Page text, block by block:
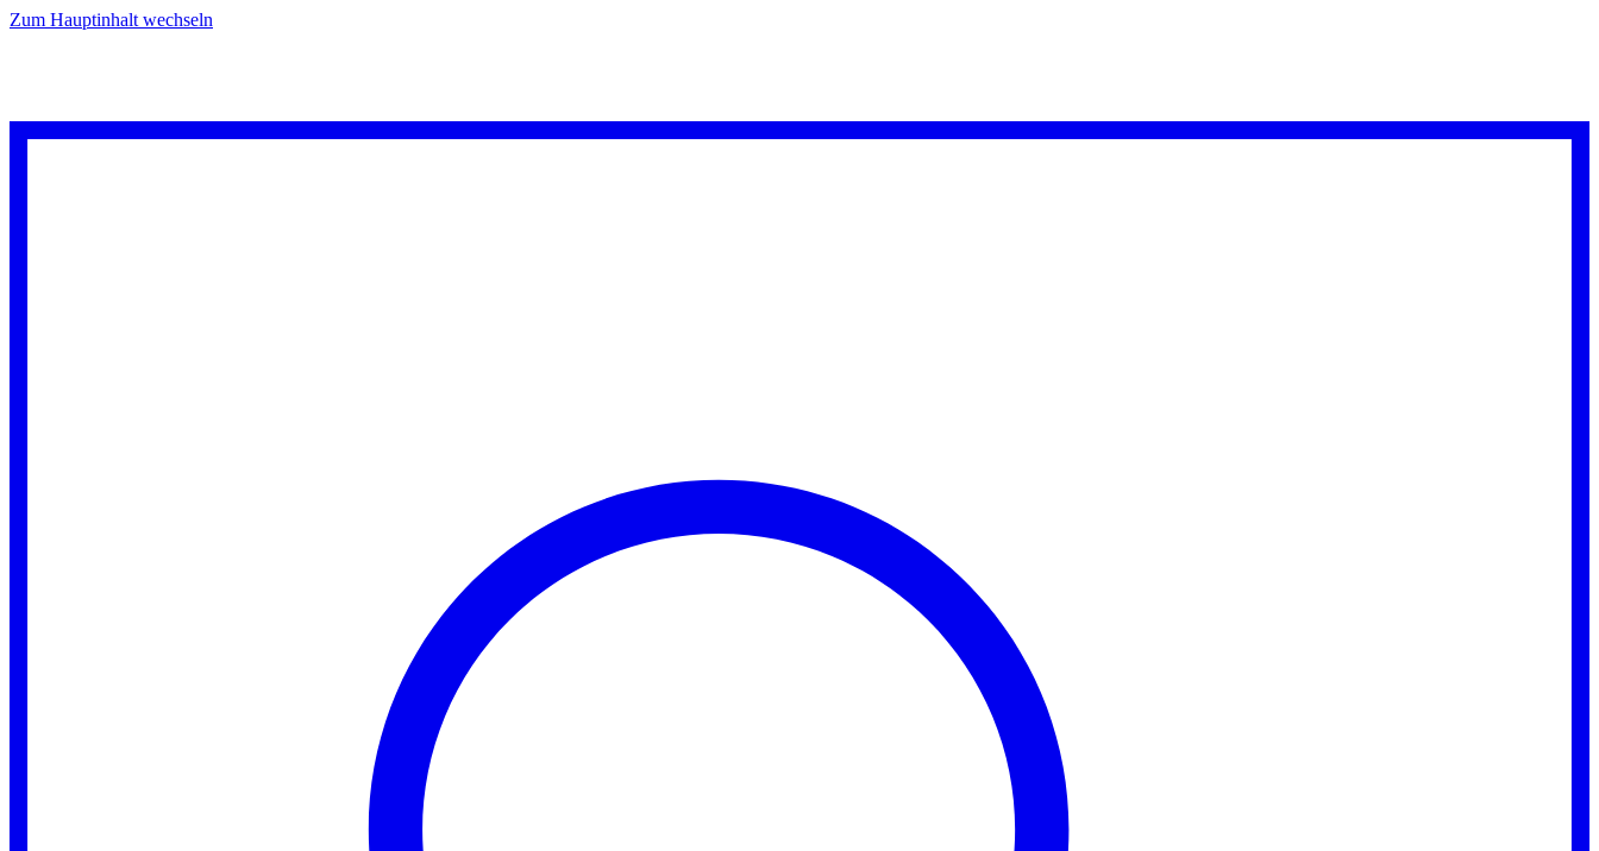
Zum Hauptinhalt wechseln